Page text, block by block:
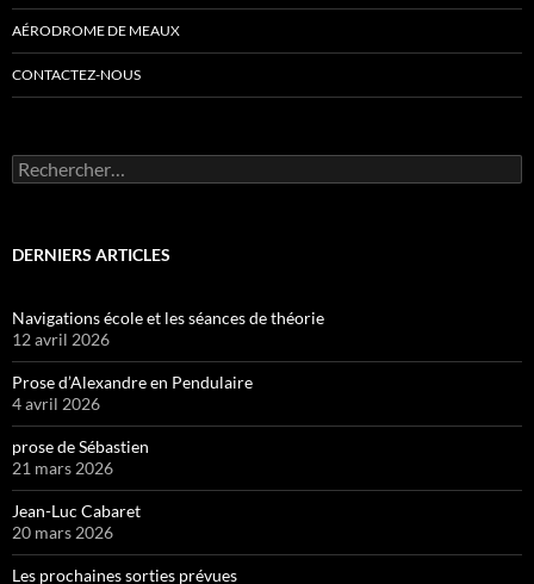
AÉRODROME DE MEAUX
CONTACTEZ-NOUS
Rechercher :
DERNIERS ARTICLES
Navigations école et les séances de théorie
12 avril 2026
Prose d’Alexandre en Pendulaire
4 avril 2026
prose de Sébastien
21 mars 2026
Jean-Luc Cabaret
20 mars 2026
Les prochaines sorties prévues